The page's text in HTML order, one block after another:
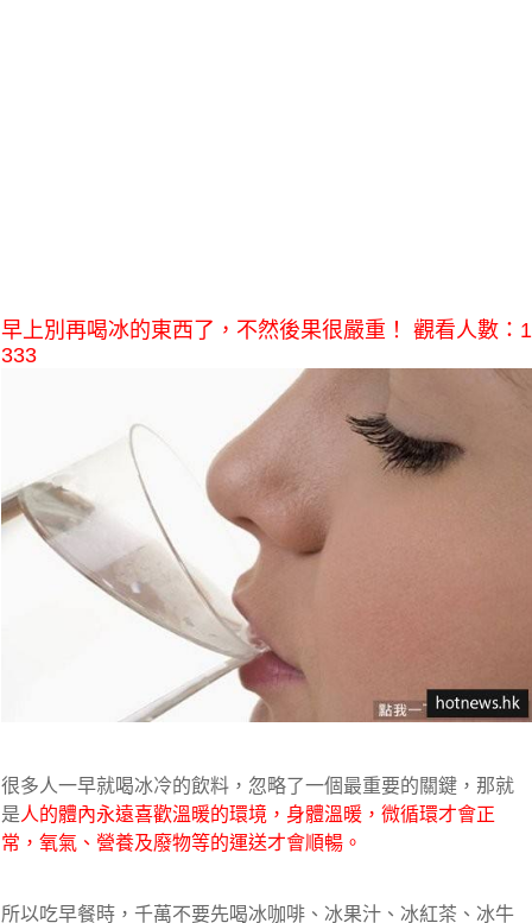
早上別再喝冰的東西了，不然後果很嚴重！ 觀看人數：1
333
很多人一早就喝冰冷的飲料，忽略了一個最重要的關鍵，那就
是人的體內永遠喜歡溫暖的環境，身體溫暖，微循環才會正
常，氧氣、營養及廢物等的運送才會順暢。
所以吃早餐時，千萬不要先喝冰咖啡、冰果汁、冰紅茶、冰牛